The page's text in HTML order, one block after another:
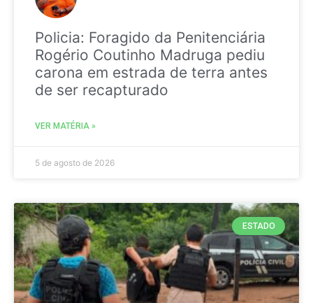
Policia: Foragido da Penitenciária
Rogério Coutinho Madruga pediu
carona em estrada de terra antes
de ser recapturado
VER MATÉRIA »
5 de agosto de 2026
ESTADO